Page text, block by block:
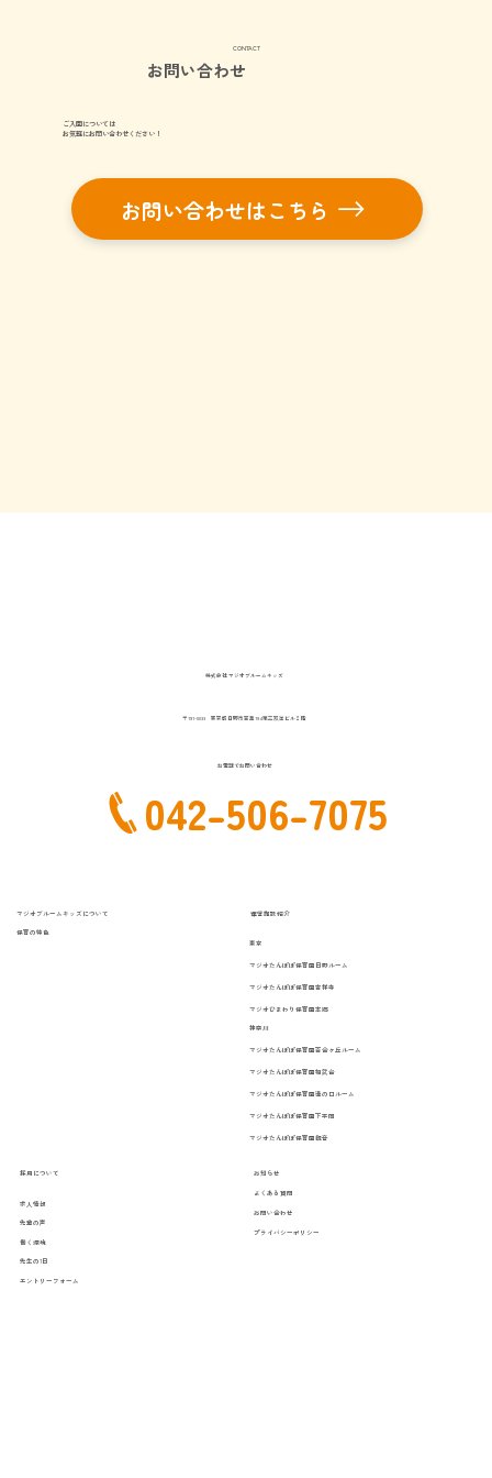
CONTACT
お問い合わせ
ご入園については
お気軽にお問い合わせください！
お問い合わせはこちら
株式会社 マジオブルームキッズ
〒191-0033 東京都日野市百草194第三双洋ビル２階
お電話でお問い合わせ
042-506-7075
マジオブルームキッズについて
保育の特色
運営施設紹介
東京
マジオたんぽぽ保育園日野ルーム
マジオたんぽぽ保育園吉祥寺
マジオひまわり保育園本郷
神奈川
マジオたんぽぽ保育園百合ヶ丘ルーム
マジオたんぽぽ保育園相武台
マジオたんぽぽ保育園溝の口ルーム
マジオたんぽぽ保育園下平間
マジオたんぽぽ保育園観音
採用について
求人情報
先輩の声
働く環境
先生の1日
エントリーフォーム
お知らせ
よくある質問
お問い合わせ
プライバシーポリシー